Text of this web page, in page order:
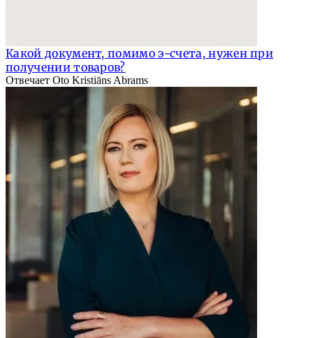
Какой документ, помимо э-счета, нужен при
получении товаров?
Отвечает Oto Kristiāns Abrams